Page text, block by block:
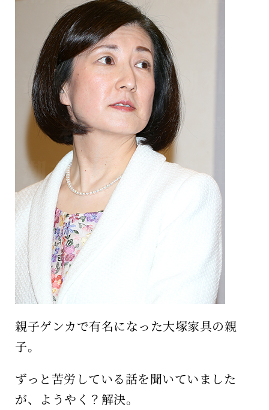
当日の過ごし方
保育所のご案内
ボヤキ100%
親子ゲンカで有名になった大塚家具の親
子。
ずっと苦労している話を聞いていました
が、ようやく？解決。